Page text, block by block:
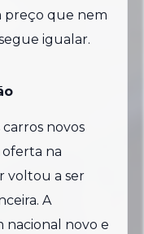
preço que nem
igualar.
novos
oferta na
voltou a ser
A
novo e